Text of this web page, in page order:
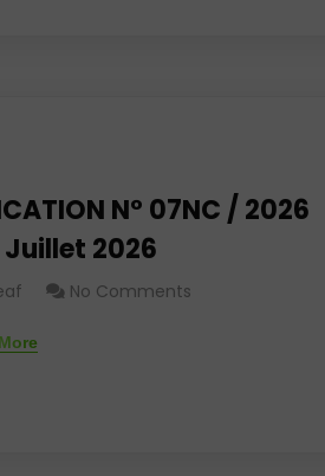
N° 07NC / 2026
Juillet 2026
No Comments